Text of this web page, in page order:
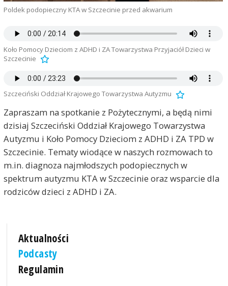
Poldek podopieczny KTA w Szczecinie przed akwarium
Koło Pomocy Dzieciom z ADHD i ZA Towarzystwa Przyjaciół Dzieci w
Szczecinie
Szczeciński Oddział Krajowego Towarzystwa Autyzmu
Zapraszam na spotkanie z Pożytecznymi, a będą nimi
dzisiaj Szczeciński Oddział Krajowego Towarzystwa
Autyzmu i Koło Pomocy Dzieciom z ADHD i ZA TPD w
Szczecinie. Tematy wiodące w naszych rozmowach to
m.in. diagnoza najmłodszych podopiecznych w
spektrum autyzmu KTA w Szczecinie oraz wsparcie dla
rodziców dzieci z ADHD i ZA.
Aktualności
Podcasty
Regulamin